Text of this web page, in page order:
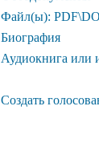
Файл(ы):
Биография
Аудиокнига или
Создать